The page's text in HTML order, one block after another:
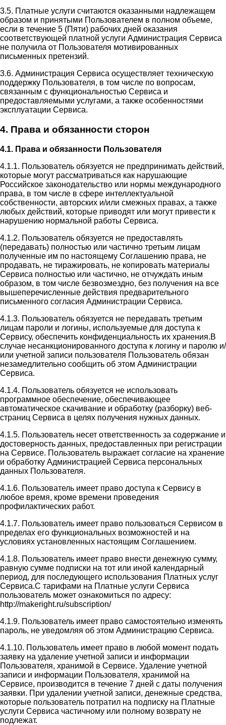
3.5. Платные услуги считаются оказанными надлежащем
образом и принятыми Пользователем в полном объеме,
если в течение 5 (Пяти) рабочих дней оказания
соответствующей платной услуги Администрация Сервиса
не получила от Пользователя мотивированных
письменных претензий.
3.6. Администрация Сервиса осуществляет техническую
поддержку Пользователя, в том числе по вопросам,
связанным с функциональностью Сервиса и
предоставляемыми услугами, а также особенностями
эксплуатации Сервиса.
4. Права и обязанности сторон
4.1. Права и обязанности Пользователя
4.1.1. Пользователь обязуется не предпринимать действий,
которые могут рассматриваться как нарушающие
Российское законодательство или нормы международного
права, в том числе в сфере интеллектуальной
собственности, авторских и/или смежных правах, а также
любых действий, которые приводят или могут привести к
нарушению нормальной работы Сервиса.
4.1.2. Пользователь обязуется не предоставлять
(передавать) полностью или частично третьим лицам
полученные им по настоящему Соглашению права, не
продавать, не тиражировать, не копировать материалы
Сервиса полностью или частично, не отчуждать иным
образом, в том числе безвозмездно, без получения на все
вышеперечисленные действия предварительного
письменного согласия Администрации Сервиса.
4.1.3. Пользователь обязуется не передавать третьим
лицам пароли и логины, используемые для доступа к
Сервису, обеспечить конфиденциальность их хранения.В
случае несанкционированного доступа к логину и паролю и/
или учетной записи пользователя Пользователь обязан
незамедлительно сообщить об этом Администрации
Сервиса.
4.1.4. Пользователь обязуется не использовать
программное обеспечение, обеспечивающее
автоматическое скачивание и обработку (разборку) веб-
страниц Сервиса в целях получения нужных данных.
4.1.5. Пользователь несет ответственность за содержание и
достоверность данных, предоставленных при регистрации
на Сервисе. Пользователь выражает согласие на хранение
и обработку Администрацией Сервиса персональных
данных Пользователя.
4.1.6. Пользователь имеет право доступа к Сервису в
любое время, кроме времени проведения
профилактических работ.
4.1.7. Пользователь имеет право пользоваться Сервисом в
пределах его функциональных возможностей и на
условиях установленных настоящим Соглашением.
4.1.8. Пользователь имеет право внести денежную сумму,
равную сумме подписки на тот или иной календарный
период, для последующего использования Платных услуг
Сервиса.С тарифами на Платные услуги Сервиса
пользователь может ознакомиться по адресу:
http://makeright.ru/subscription/
4.1.9. Пользователь имеет право самостоятельно изменять
пароль, не уведомляя об этом Администрацию Сервиса.
4.1.10. Пользователь имеет право в любой момент подать
заявку на удаление учетной записи и информации
Пользователя, хранимой в Сервисе. Удаление учетной
записи и информации Пользователя, хранимой на
Сервисе, производится в течение 7 дней с даты получения
заявки. При удалении учетной записи, денежные средства,
которые пользователь потратил на подписку на Платные
услуги Сервиса частичному или полному возврату не
подлежат.